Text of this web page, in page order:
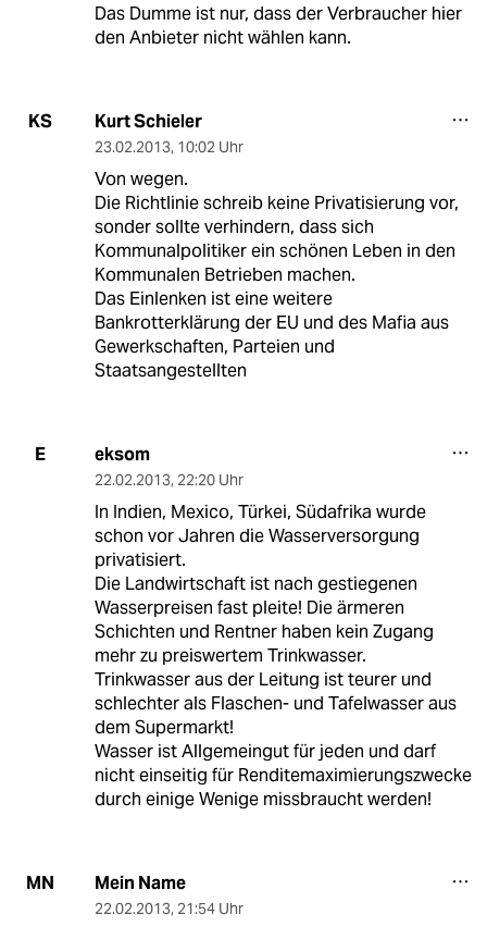
Das Dumme ist nur, dass der Verbraucher hier
den Anbieter nicht wählen kann.
KS Kurt Schieler
23.02.2013, 10:02 Uhr
Von wegen.
Die Richtlinie schreib keine Privatisierung vor,
sonder sollte verhindern, dass sich
Kommunalpolitiker ein schönen Leben in den
Kommunalen Betrieben machen.
Das Einlenken ist eine weitere
Bankrotterklärung der EU und des Mafia aus
Gewerkschaften, Parteien und
Staatsangestellten
E eksom
22.02.2013, 22:20 Uhr
In Indien, Mexico, Türkei, Südafrika wurde
schon vor Jahren die Wasserversorgung
privatisiert.
Die Landwirtschaft ist nach gestiegenen
Wasserpreisen fast pleite! Die ärmeren
Schichten und Rentner haben kein Zugang
mehr zu preiswertem Trinkwasser.
Trinkwasser aus der Leitung ist teurer und
schlechter als Flaschen- und Tafelwasser aus
dem Supermarkt!
Wasser ist Allgemeingut für jeden und darf
nicht einseitig für Renditemaximierungszwecke
durch einige Wenige missbraucht werden!
MN Mein Name
22.02.2013, 21:54 Uhr